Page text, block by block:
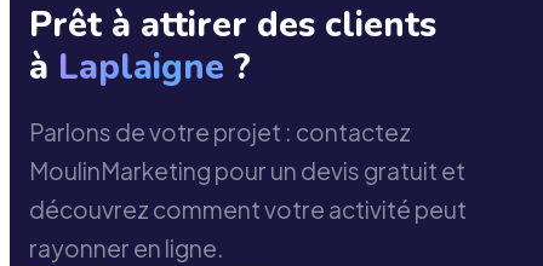
Prêt à attirer des clients
à Laplaigne ?
Parlons de votre projet : contactez
MoulinMarketing pour un devis gratuit et
découvrez comment votre activité peut
rayonner en ligne.